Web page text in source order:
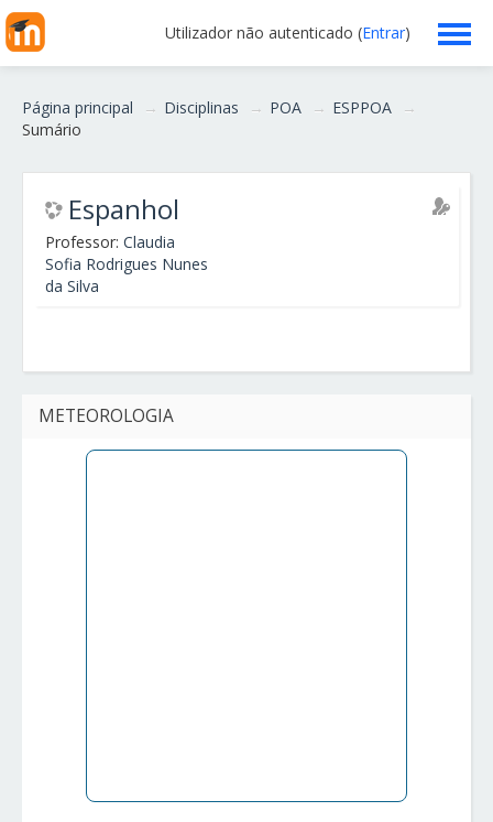
Utilizador não autenticado (Entrar)
Alunos
Clubes/Projetos
Funcionários
Página principal → Disciplinas → POA → ESPPOA
→
Sumário
Espanhol
Professor: Claudia
Sofia Rodrigues Nunes
da Silva
METEOROLOGIA